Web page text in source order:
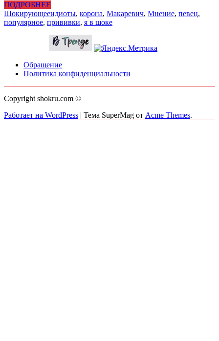
ПОДРОБНЕЕ
Шокирующееидиоты, корона, Макаревич, Мнение, певец,
популярное, прививки, я в шоке
Обращение
Политика конфиденциальности
Copyright shokru.com ©
Работает на WordPress | Тема SuperMag от Acme Themes.